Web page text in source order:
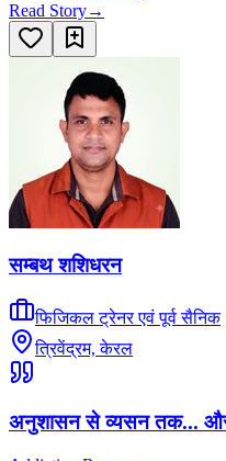
Read Story→
सम्बथ शशिधरन
फिजिकल ट्रेनर एवं पूर्व सैनिक
त्रिवेंद्रम, केरल
अनुशासन से व्यसन तक...